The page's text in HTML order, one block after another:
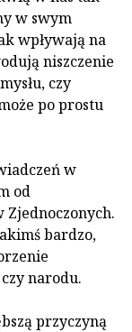
w swym
wpływają na
niszczenie
czy
po prostu
w
od
Zjednoczonych.
bardzo,
narodu.
przyczyną